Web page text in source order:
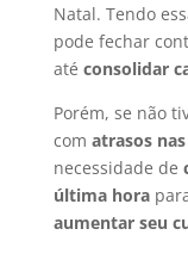
Natal. Tendo
pode fechar
até consolidar
Porém, se não
com atrasos
necessidade de
última hora
aumentar seu